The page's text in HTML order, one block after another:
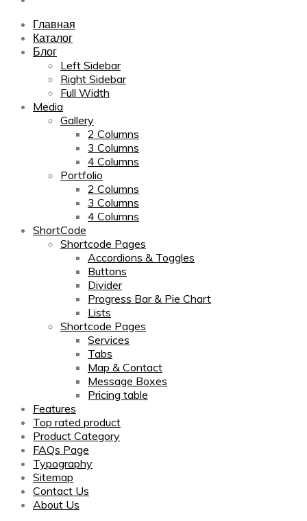
Главная
Каталог
Блог
Left Sidebar
Right Sidebar
Full Width
Media
Gallery
2 Columns
3 Columns
4 Columns
Portfolio
2 Columns
3 Columns
4 Columns
ShortCode
Shortcode Pages
Accordions & Toggles
Buttons
Divider
Progress Bar & Pie Chart
Lists
Shortcode Pages
Services
Tabs
Map & Contact
Message Boxes
Pricing table
Features
Top rated product
Product Category
FAQs Page
Typography
Sitemap
Contact Us
About Us